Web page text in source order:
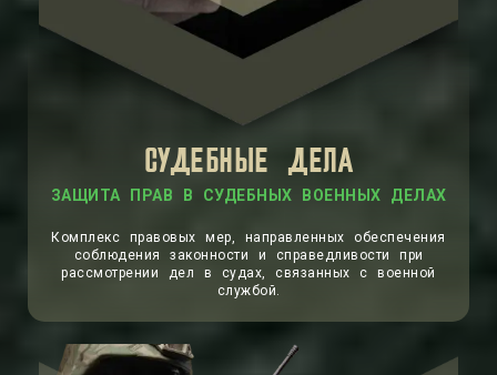
СУДЕБНЫЕ ДЕЛА
ЗАЩИТА ПРАВ В СУДЕБНЫХ ВОЕННЫХ ДЕЛАХ
Комплекс правовых мер, направленных обеспечения
соблюдения законности и справедливости при
рассмотрении дел в судах, связанных с военной
службой.